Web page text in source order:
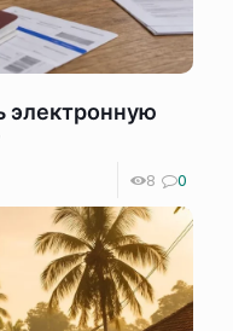
электронную
8 0